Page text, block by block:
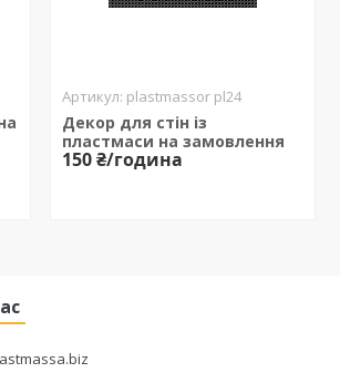
plastmassor pl24
Декор для стін із
пластмаси на замовлення
150 ₴/година